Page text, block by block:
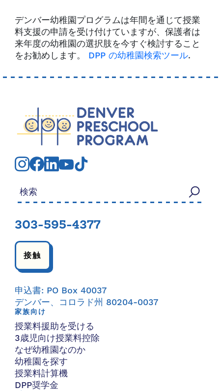
デンバー幼稚園プログラムは年間を通じて授業
料支援の申請を受け付けていますが、保護者は
来年度の幼稚園の選択肢を今すぐ検討すること
をお勧めします。 DPP の幼稚園検索ツール.
検索する：
303-595-4377
接触
申込書: PO Box 40037
デンバー、コロラド州 80204-0037
家族向け
授業料援助を受ける
3歳児向け授業料控除
なぜ幼稚園なのか
幼稚園を探す
授業料計算機
DPP奨学金